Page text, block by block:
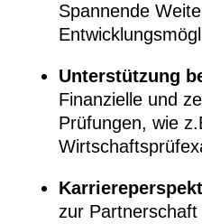
Spannende
Unterstützung
Finanzielle und
Prüfungen, wie
zur Partnerschaft